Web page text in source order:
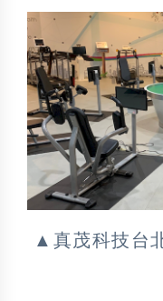
▲真茂科技台